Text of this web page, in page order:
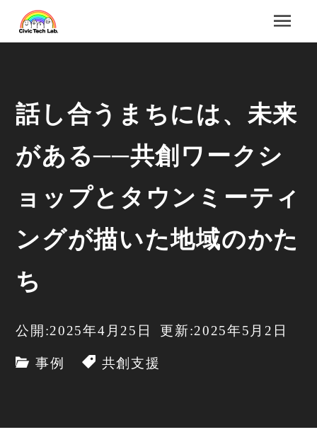
話し合うまちには、未来
がある──共創ワークシ
ョップとタウンミーティ
ングが描いた地域のかた
ち
公開:2025年4月25日 更新:2025年5月2日
事例 共創支援